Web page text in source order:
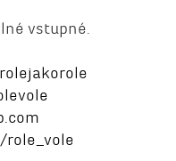
vstupné.